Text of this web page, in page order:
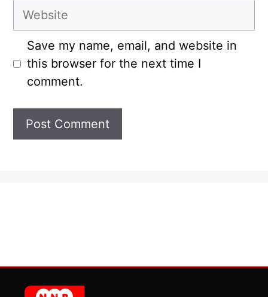
Website
Save my name, email, and website in
this browser for the next time I
comment.